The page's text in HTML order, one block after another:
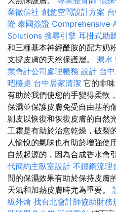
業徵信社 創意空間設計方案
隆 泰國簽證 Comprehensive
Solutions 搜尋引擎 耳掛式助
和三種基本神經酰胺的配方奶
支撐皮膚的天然保護層。 漏水
業會計公司處理帳務 設計 台
吧檯桌 台中居家清潔 它的非
有助於我們使您的手變得柔軟
保濕並保護皮膚免受自由基的
剝皮以恢復和恢復皮膚的自然
工霜是有助於治愈乾燥，破裂
人愉悅的氣味也有助於增強使
自然起源的，因為合成香水會
代簡約主臥室設計 不鏽鋼流理
間的保濕效果有助於保持皮膚
天氣和加熱皮膚時尤為重要。
級外燴 找台北會計師協助財務